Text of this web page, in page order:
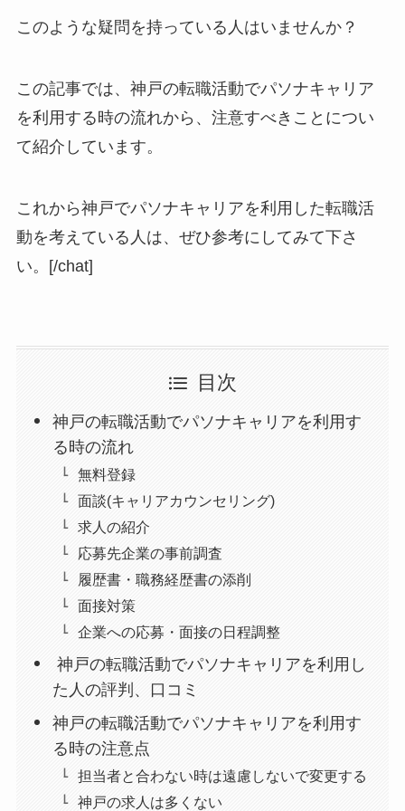
このような疑問を持っている人はいませんか？
この記事では、神戸の転職活動でパソナキャリア
を利用する時の流れから、注意すべきことについ
て紹介しています。
これから神戸でパソナキャリアを利用した転職活
動を考えている人は、ぜひ参考にしてみて下さ
い。[/chat]
目次
神戸の転職活動でパソナキャリアを利用す
る時の流れ
無料登録
面談(キャリアカウンセリング)
求人の紹介
応募先企業の事前調査
履歴書・職務経歴書の添削
面接対策
企業への応募・面接の日程調整
神戸の転職活動でパソナキャリアを利用し
た人の評判、口コミ
神戸の転職活動でパソナキャリアを利用す
る時の注意点
担当者と合わない時は遠慮しないで変更する
神戸の求人は多くない